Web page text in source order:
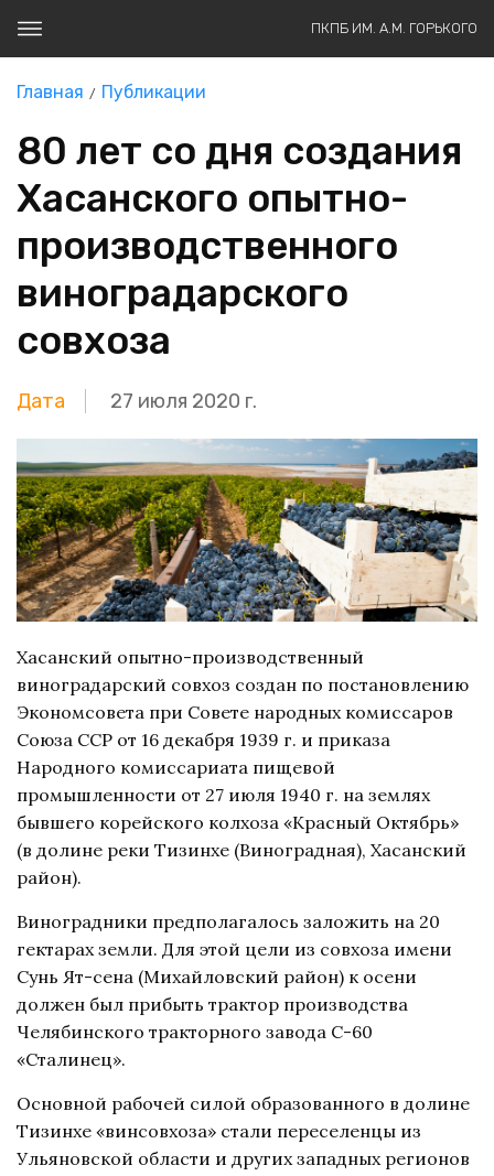
ПКПБ ИМ. А.М. ГОРЬКОГО
Главная Публикации
80 лет со дня создания
Хасанского опытно-
производственного
виноградарского
совхоза
Дата 27 июля 2020 г.
Хасанский опытно-производственный
виноградарский совхоз создан по постановлению
Экономсовета при Совете народных комиссаров
Союза ССР от 16 декабря 1939 г. и приказа
Народного комиссариата пищевой
промышленности от 27 июля 1940 г. на землях
бывшего корейского колхоза «Красный Октябрь»
(в долине реки Тизинхе (Виноградная), Хасанский
район).
Виноградники предполагалось заложить на 20
гектарах земли. Для этой цели из совхоза имени
Сунь Ят-сена (Михайловский район) к осени
должен был прибыть трактор производства
Челябинского тракторного завода С-60
«Сталинец».
Основной рабочей силой образованного в долине
Тизинхе «винсовхоза» стали переселенцы из
Ульяновской области и других западных регионов